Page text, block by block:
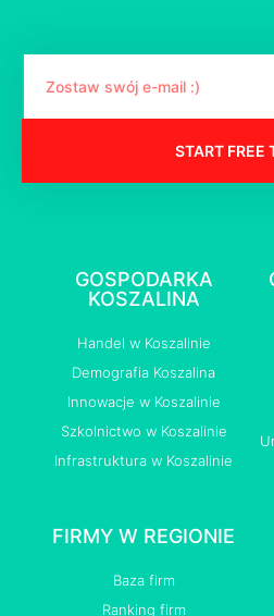
START FREE
GOSPODARKA
KOSZALINA
Handel w Koszalinie
Demografia Koszalina
Innowacje w Koszalinie
Szkolnictwo w Koszalinie
Infrastruktura w Koszalinie
FIRMY W REGIONIE
Baza firm
Ranking firm